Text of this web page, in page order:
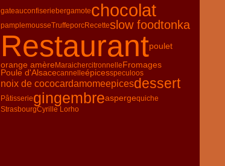
gateauconfiseriebergamotechocolat
pamplemousseTruffeporcRecetteslow foodtonka
Restaurantpoulet
orange amèreMaraichercitronnelleFromages
Poule d'Alsacecannelleépicesspeculoos
noix de cococardamomeepicesdessert
Pâtisseriegingembreaspergequiche
StrasbourgCyrille Lorho